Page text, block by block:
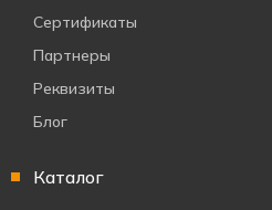
Сертификаты
Партнеры
Реквизиты
Блог
Каталог